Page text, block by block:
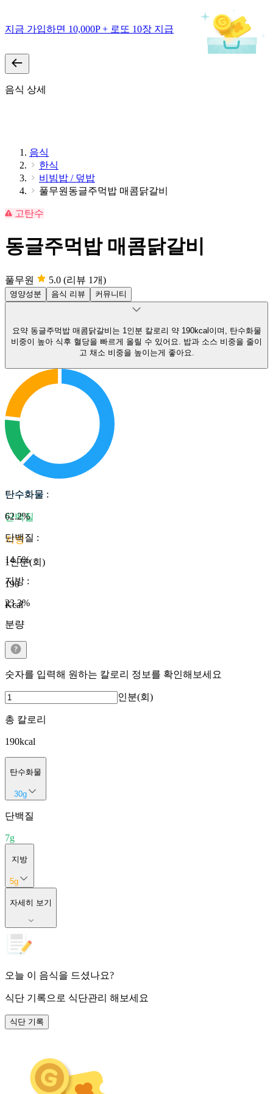
지금 가입하면 10,000P + 로또 10장 지급
음식 상세
음식
한식
비빔밥 / 덮밥
풀무원동글주먹밥 매콤닭갈비
고탄수
동글주먹밥 매콤닭갈비
풀무원 5.0 (리뷰 1개)
영양성분 음식 리뷰 커뮤니티
요약 동글주먹밥 매콤닭갈비는 1인분 칼로리 약 190kcal이며, 탄수화물
비중이 높아 식후 혈당을 빠르게 올릴 수 있어요. 밥과 소스 비중을 줄이
고 채소 비중을 높이는게 좋아요.
탄수화물
단백질
지방
1인분(회)
190
Kcal
탄수화물 :
62.2%
단백질 :
14.5%
지방 :
23.3%
분량
숫자를 입력해 원하는 칼로리 정보를 확인해보세요
인분(회)
총 칼로리
190kcal
탄수화물
30g
단백질
7g
지방
5g
자세히 보기
오늘 이 음식을 드셨나요?
식단 기록으로 식단관리 해보세요
식단 기록